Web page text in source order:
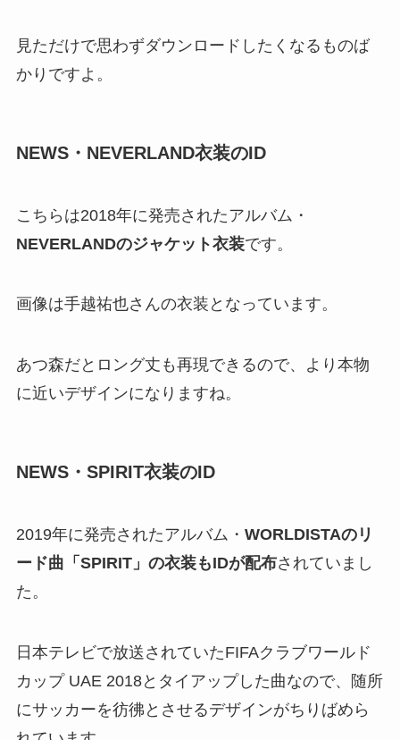
見ただけで思わずダウンロードしたくなるものば
かりですよ。
NEWS・NEVERLAND衣装のID
こちらは2018年に発売されたアルバム・
NEVERLANDのジャケット衣装です。
画像は手越祐也さんの衣装となっています。
あつ森だとロング丈も再現できるので、より本物
に近いデザインになりますね。
NEWS・SPIRIT衣装のID
2019年に発売されたアルバム・ WORLDISTAのリ
ード曲「SPIRIT」の衣装もIDが配布されていまし
た。
日本テレビで放送されていたFIFAクラブワールド
カップ UAE 2018とタイアップした曲なので、随所
にサッカーを彷彿とさせるデザインがちりばめら